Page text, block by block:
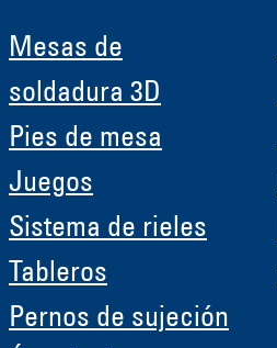
Mesas de
soldadura 3D
Pies de mesa
Juegos
Sistema de rieles
Tableros
Pernos de sujeción